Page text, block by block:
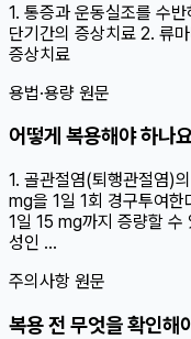
1. 통증과 운동실조를 수
단기간의 증상치료 2. 류
증상치료
용법·용량 원문
어떻게 복용해야 하나
1. 골관절염(퇴행관절염)
mg을 1일 1회 경구투여
1일 15 mg까지 증량할
성인 ...
주의사항 원문
복용 전 무엇을 확인해